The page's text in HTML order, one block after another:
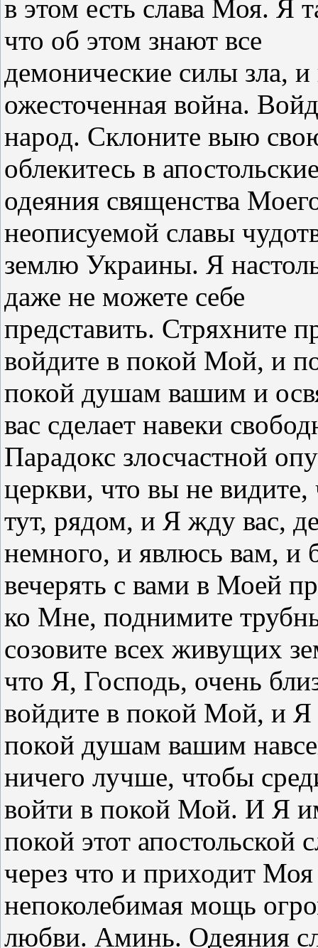
в этом есть слава Моя. Я
что об этом знают все
демонические силы зла, и
ожесточенная война.
народ. Склоните выю
облекитесь в
одеяния священства
неописуемой славы
землю Украины. Я
даже не можете себе
представить. Стряхните
войдите в покой Мой, и
покой душам вашим и
вас сделает навеки
Парадокс злосчастной
церкви, что вы не видите,
тут, рядом, и Я жду вас,
немного, и явлюсь вам, и
вечерять с вами в Моей
ко Мне, поднимите
созовите всех живущих
что Я, Господь, очень
войдите в покой Мой, и
покой душам вашим
ничего лучше, чтобы
войти в покой Мой. И Я
покой этот
через что и приходит Моя
непоколебимая мощь
любви. Аминь. Одеяния